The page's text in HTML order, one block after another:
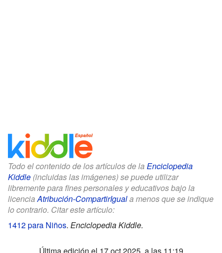
Todo el contenido de los artículos de la Enciclopedia
Kiddle (incluidas las imágenes) se puede utilizar
libremente para fines personales y educativos bajo la
licencia Atribución-CompartirIguala menos que se indique
lo contrario. Citar este artículo:
1412 para Niños. Enciclopedia Kiddle.
Última edición el 17 oct 2025, a las 11:19